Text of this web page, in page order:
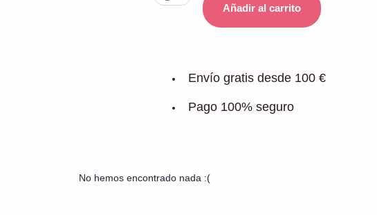
Añadir al carrito
Envío gratis desde 100 €
Pago 100% seguro
No hemos encontrado nada :(